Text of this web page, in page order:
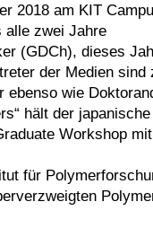
2018 am KIT
alle zwei Jahre
(GDCh), dieses
der Medien sind
ebenso wie
hält der japanische
Workshop mit
für